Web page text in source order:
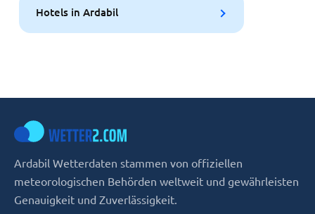
Hotels in Ardabil
Ardabil Wetterdaten stammen von offiziellen
meteorologischen Behörden weltweit und gewährleisten
Genauigkeit und Zuverlässigkeit.